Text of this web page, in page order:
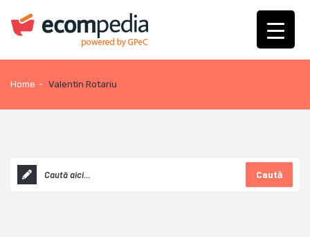
Home - Valentin Rotariu
Caută